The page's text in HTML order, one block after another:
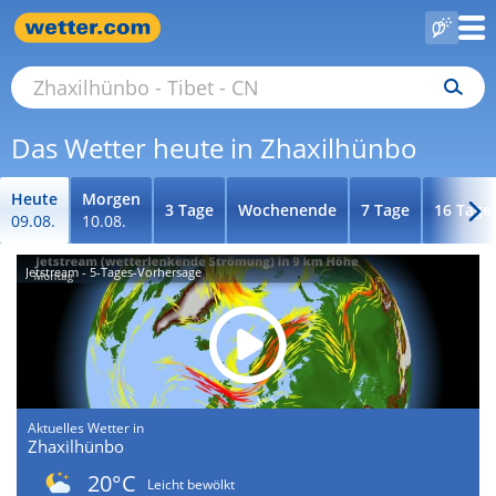
Das Wetter heute in Zhaxilhünbo
Heute
09.08.
Morgen
10.08.
3 Tage Wochenende 7 Tage 16 Tage
Jetstream - 5-Tages-Vorhersage
Aktuelles Wetter in
Zhaxilhünbo
20°C
Leicht bewölkt